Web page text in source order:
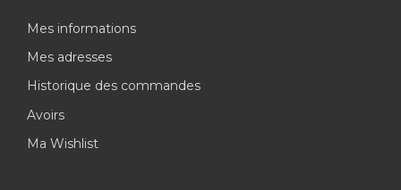
Mes informations
Mes adresses
Historique des commandes
Avoirs
Ma Wishlist